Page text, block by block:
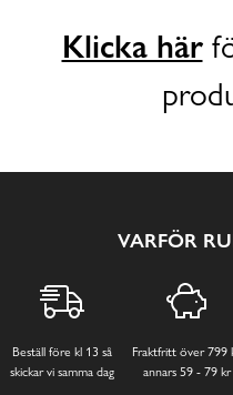
Klicka här
VARFÖR
Beställ före kl 13 så
skickar vi samma dag
Fraktfritt över 799
annars 59 - 79 kr